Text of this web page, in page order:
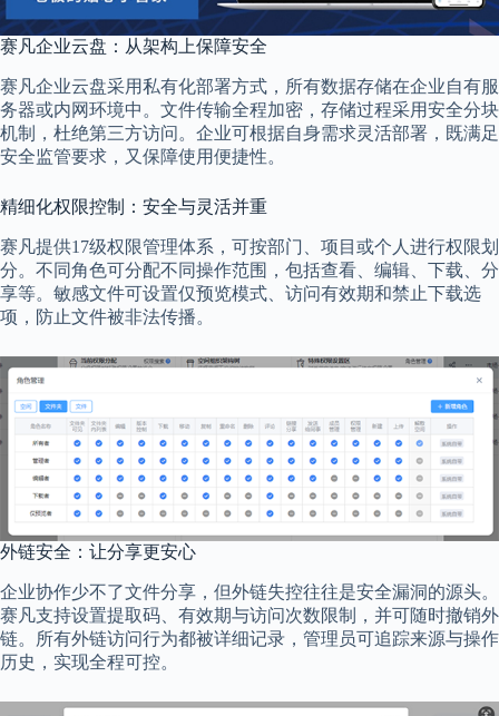
赛凡企业云盘：从架构上保障安全
赛凡企业云盘采用私有化部署方式，所有数据存储在企业自有服
务器或内网环境中。文件传输全程加密，存储过程采用安全分块
机制，杜绝第三方访问。企业可根据自身需求灵活部署，既满足
安全监管要求，又保障使用便捷性。
精细化权限控制：安全与灵活并重
赛凡提供17级权限管理体系，可按部门、项目或个人进行权限划
分。不同角色可分配不同操作范围，包括查看、编辑、下载、分
享等。敏感文件可设置仅预览模式、访问有效期和禁止下载选
项，防止文件被非法传播。
外链安全：让分享更安心
企业协作少不了文件分享，但外链失控往往是安全漏洞的源头。
赛凡支持设置提取码、有效期与访问次数限制，并可随时撤销外
链。所有外链访问行为都被详细记录，管理员可追踪来源与操作
历史，实现全程可控。